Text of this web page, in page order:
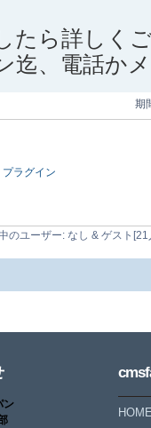
たら詳しく
迄、電話か
期
ラグイン
のユーザー: なし & ゲスト[21
ン
HOME